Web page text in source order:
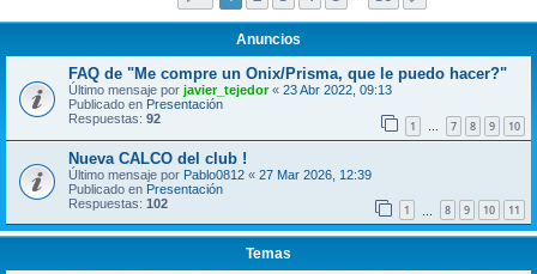
Anuncios
FAQ de "Me compre un Onix/Prisma, que le puedo hacer?"
Último mensaje por javier_tejedor« 23 Abr 2022, 09:13
Publicado en Presentación
Respuestas: 92 1 … 7 8 9 10
Nueva CALCO del club !
Último mensaje por Pablo0812 « 27 Mar 2026, 12:39
Publicado en Presentación
Respuestas: 102 1 8 9 10 11
Temas